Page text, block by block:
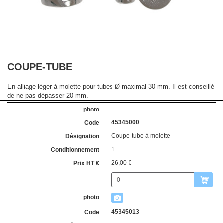
COUPE-TUBE
En alliage léger à molette pour tubes Ø maximal 30 mm. Il est conseillé
de ne pas dépasser 20 mm.
45345000
Coupe-tube à molette
1
26,00 €
45345013